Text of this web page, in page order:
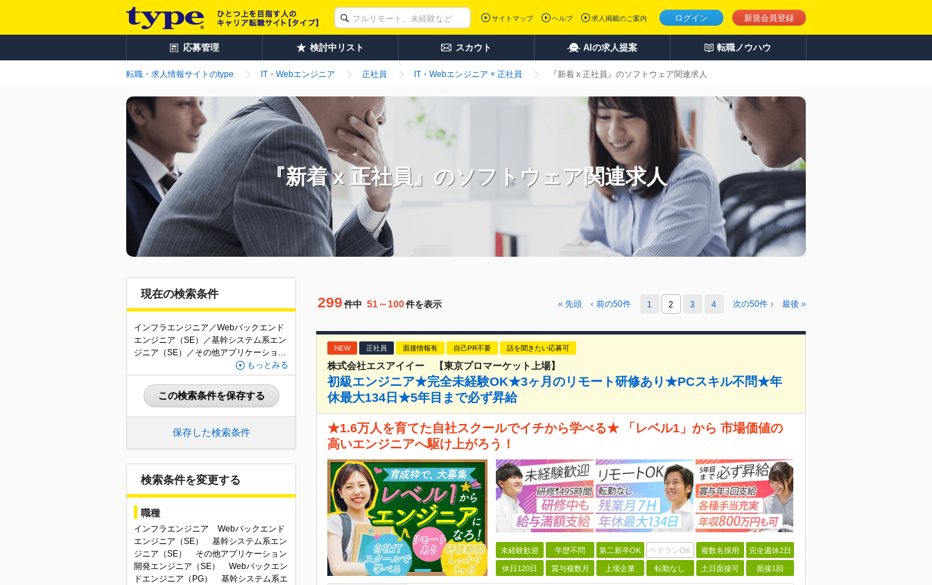
ログイン 新規会員登録
サイトマップ ヘルプ 求人掲載のご案内
応募管理 検討中リスト スカウト AIの求人提案 転職ノウハウ
転職・求人情報サイトのtype IT・Webエンジニア 正社員 IT・Webエンジニア × 正社員 『新着 x 正社員』のソフトウェア関連求人
『新着 x 正社員』のソフトウェア関連求人
現在の検索条件
インフラエンジニア／Webバックエンド
エンジニア（SE）／基幹システム系エン
ジニア（SE）／その他アプリケーション
開発エンジニア（SE）／Webバックエン
ドエンジニア（PG）／基幹システム系エ
ンジニア（PG）／組み込み系・IoTエン
ジニア（PG）／その他・アプリケーショ
ン開発エンジニア（PG）／テクニカルサ
ポート・ヘルプデスク／セキュリティエ
ンジニア／社内SE・情報システムエンジ
ニア／その他IT・Webエンジニア関連職
／Webアプリケーション開発（PM・P
L）／組込系・IoT（PM・PL）／その他
セールス／正社員／新着・更新情報
もっとみる
この検索条件を保存する
保存した検索条件
検索条件を変更する
職種
インフラエンジニア
Webバックエンド
エンジニア（SE）
基幹システム系エン
ジニア（SE）
その他アプリケーション
開発エンジニア（SE）
Webバックエン
ドエンジニア（PG）
基幹システム系エ
299 件中 51～100件を表示 先頭 前の50件 1 2 3 4 次の50件 最後
NEW 正社員 面接情報有 自己PR不要 話を聞きたい応募可
株式会社エスアイイー 【東京プロマーケット上場】
初級エンジニア★完全未経験OK★3ヶ月のリモート研修あり★PCスキル不問★年
休最大134日★5年目まで必ず昇給
★1.6万人を育てた自社スクールでイチから学べる★ 「レベル1」から 市場価値の
高いエンジニアへ駆け上がろう！
未経験歓迎 学歴不問 第二新卒OK ベテランOK 複数名採用 完全週休2日
休日120日 賞与複数月 上場企業 転勤なし 土日面接可 面接1回